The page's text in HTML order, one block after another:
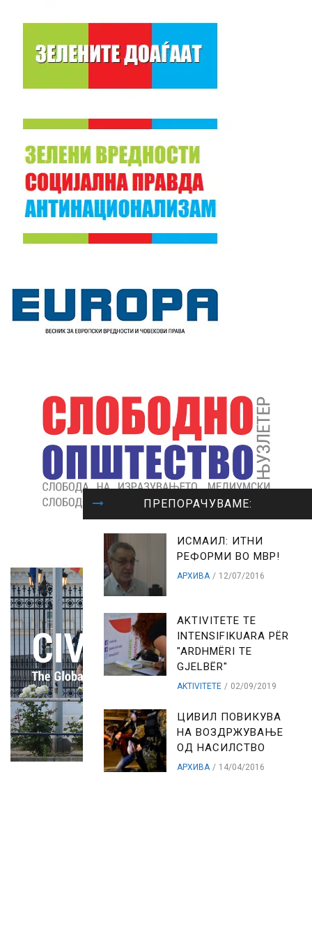
ПРЕПОРАЧУВАМЕ:
ИСМАИЛ: ИТНИ
РЕФОРМИ ВО МВР!
АРХИВА 12/07/2016
AKTIVITETE TE
INTENSIFIKUARA PËR
"ARDHMËRI TE
GJELBËR"
AKTIVITETE 02/09/2019
ЦИВИЛ ПОВИКУВА
НА ВОЗДРЖУВАЊЕ
ОД НАСИЛСТВО
АРХИВА 14/04/2016